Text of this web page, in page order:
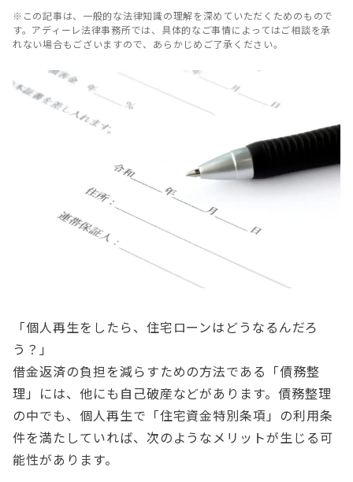
※この記事は、一般的な法律知識の理解を深めていただくためのもので
す。アディーレ法律事務所では、具体的なご事情によってはご相談を承
れない場合もございますので、あらかじめご了承ください。
「個人再生をしたら、住宅ローンはどうなるんだろ
う？」
借金返済の負担を減らすための方法である「債務整
理」には、他にも自己破産などがあります。債務整理
の中でも、個人再生で「住宅資金特別条項」の利用条
件を満たしていれば、次のようなメリットが生じる可
能性があります。